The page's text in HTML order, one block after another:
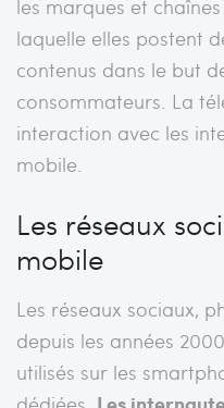
les marques et
laquelle elles postent
contenus dans le but
consommateurs. La
interaction avec les
mobile.
Les réseaux
mobile
Les réseaux sociaux,
depuis les années
utilisés sur les